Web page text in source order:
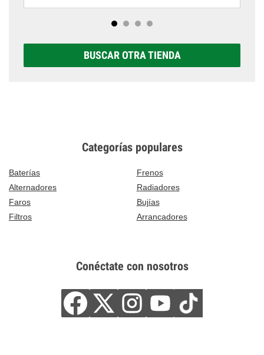
BUSCAR OTRA TIENDA
Categorías populares
Baterías
Frenos
Alternadores
Radiadores
Faros
Bujías
Filtros
Arrancadores
Conéctate con nosotros